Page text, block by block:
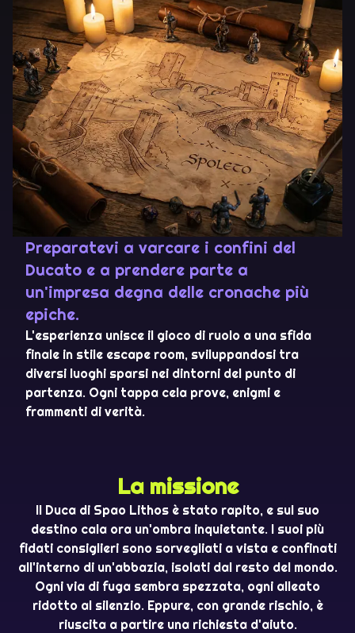
Preparatevi a varcare i confini del
Ducato e a prendere parte a
un'impresa degna delle cronache più
epiche.
L'esperienza unisce il gioco di ruolo a una sfida
finale in stile escape room, sviluppandosi tra
diversi luoghi sparsi nei dintorni del punto di
partenza. Ogni tappa cela prove, enigmi e
frammenti di verità.
La missione
Il Duca di Spao Lithos è stato rapito, e sul suo
destino cala ora un'ombra inquietante. I suoi più
fidati consiglieri sono sorvegliati a vista e confinati
all'interno di un'abbazia, isolati dal resto del mondo.
Ogni via di fuga sembra spezzata, ogni alleato
ridotto al silenzio. Eppure, con grande rischio, è
riuscita a partire una richiesta d'aiuto.